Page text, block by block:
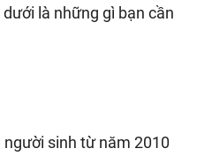
là những gì bạn cần
sinh từ năm 2010